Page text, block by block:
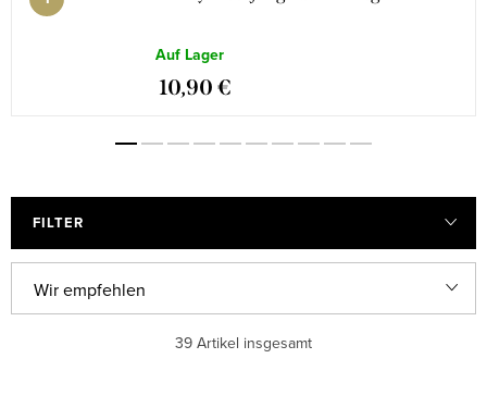
Auf Lager
10,90 €
FILTER
r
Wir empfehlen
39 Artikel insgesamt